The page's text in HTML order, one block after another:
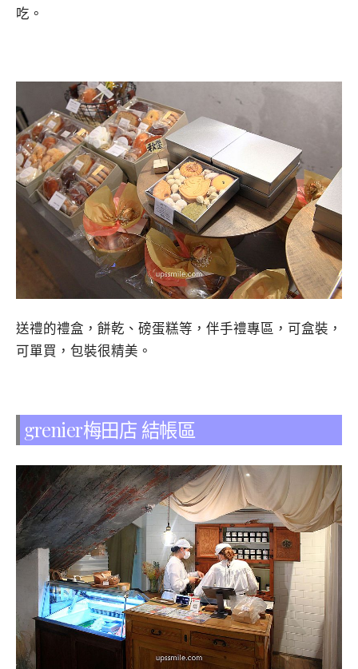
吃。
送禮的禮盒，餅乾、磅蛋糕等，伴手禮專區，可盒裝，
可單買，包裝很精美。
grenier梅田店 結帳區